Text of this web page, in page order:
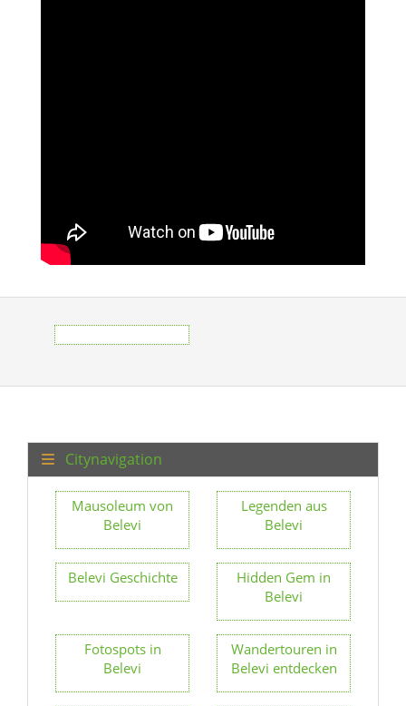
Belevi Geschichte
Hidden Gem in
Belevi
Fotospots in
Belevi
Wandertouren in
Belevi entdecken
Belevi
Märkte &
Shopping in
Belevi